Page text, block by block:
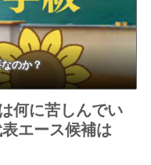
のか？
何に苦しんでい
エース候補は